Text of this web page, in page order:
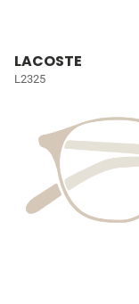
LACOSTE
L2325